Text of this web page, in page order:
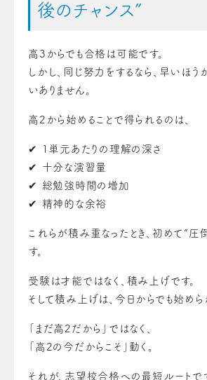
後のチャンス”
高3からでも合格は可能です。
しかし、同じ努力をするなら、早いほ
いありません。
高2から始めることで得られるのは、
✔ 1単元あたりの理解の深さ
✔ 十分な演習量
✔ 総勉強時間の増加
✔ 精神的な余裕
これらが積み重なったとき、初めて“圧
す。
受験は才能ではなく、積み上げです。
そして積み上げは、今日からでも始めら
「まだ高2だから」ではなく、
「高2の今だからこそ」動く。
それが、志望校合格への最短ルートです